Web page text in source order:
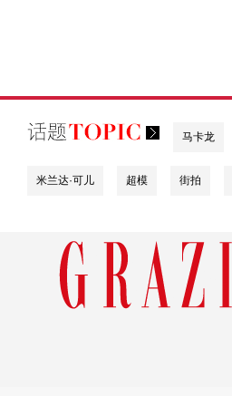
马卡龙
米兰达·可儿 超模 街拍